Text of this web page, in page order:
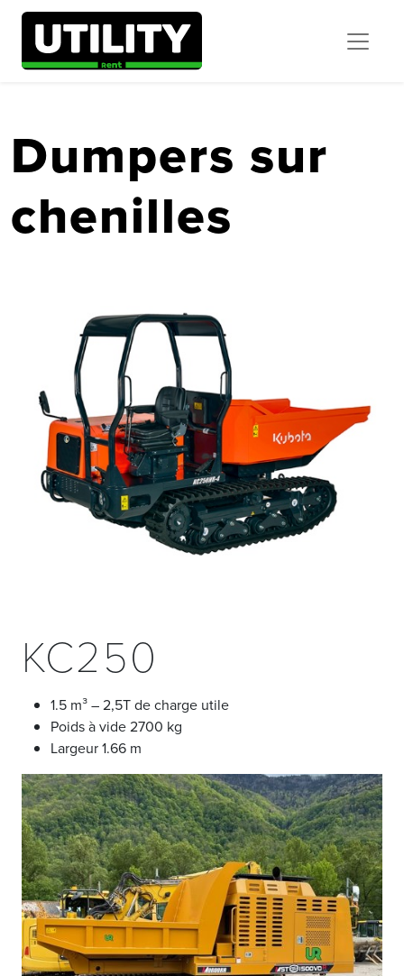
Dumpers sur
chenilles
KC250
1.5 m³ – 2,5T de charge utile
Poids à vide 2700 kg
Largeur 1.66 m